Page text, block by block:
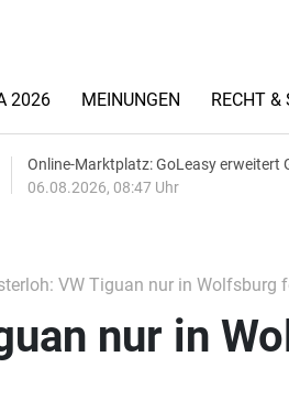
2026 MEINUNGEN RECHT &
Online-Marktplatz: GoLeasy erweitert
06.08.2026, 08:47 Uhr
VW Tiguan nur in Wolfsburg
nur in